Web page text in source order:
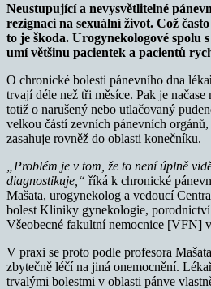
Neustupující a nevysvětlitelné
rezignaci na sexuální život. Což
to je škoda. Urogynekologové spolu
umí většinu pacientek a pacientů
O chronické bolesti pánevního dna
trvají déle než tři měsíce. Pak je
totiž o narušený nebo utlačovaný
velkou částí zevních pánevních
zasahuje rovněž do oblasti konečníku.
„Problém je v tom, že to není úplně
diagnostikuje,“ říká k chronické
Mašata, urogynekolog a vedoucí
bolest Kliniky gynekologie,
Všeobecné fakultní nemocnice [VFN]
V praxi se proto podle profesora
zbytečně léčí na jiná onemocnění.
trvalými bolestmi v oblasti pánve